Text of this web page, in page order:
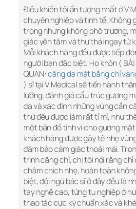
Điều khiến tôi ấn tượng nhất ở V
chuyên nghiệp và tinh tế. Không
trọng nhưng không phô trương,
giác yên tâm và thư thái ngay từ
Mỗi khách hàng đều được tiếp
người bạn đặc biệt. Họ khôn ( BÀI
QUAN:căng da mặt bằng chỉ
) sĩ tại V Medical sẽ tiến hành
lưỡng, đánh giá cấu trúc gương
da và xác định những vùng cần
thứ đều được làm rất tỉ mỉ, như
một bản đồ tinh vi cho gương mặt
khách hàng được gây tê nhẹ
đảm bảo cảm giác thoải mái.
trình căng chỉ, chị tôi nói rằng chỉ
châm chích nhẹ, hoàn toàn
biệt, đội ngũ bác sĩ ở đây đều là
tay nghề cao, từng tu nghiệp ở
thao tác cực kỳ chuẩn xác và